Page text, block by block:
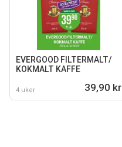
EVERGOOD FILTERMALT/
KOKMALT KAFFE
4 uker 39,90 kr